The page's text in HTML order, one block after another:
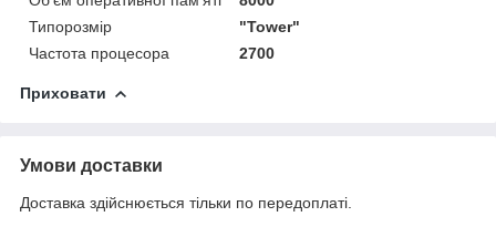
Типорозмір
"Tower"
Частота процесора
2700
Приховати
Умови доставки
Доставка здійснюється тільки по передоплаті.